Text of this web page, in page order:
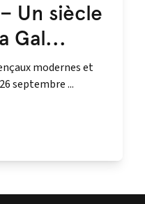
Un siècle
Gal...
modernes et
septembre ...